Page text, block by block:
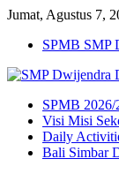
Jumat, Agustus 7,
SPMB SMP
SPMB 2026/
Visi Misi
Daily
Bali Simbar